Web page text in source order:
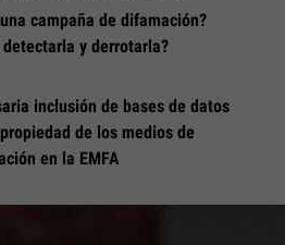
campaña de difamación?
detectarla y derrotarla?
inclusión de bases de datos
de los medios de
en la EMFA